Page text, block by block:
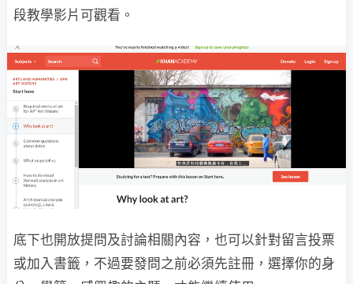
段教學影片可觀看。
底下也開放提問及討論相關內容，也可以針對留言投票
或加入書籤，不過要發問之前必須先註冊，選擇你的身